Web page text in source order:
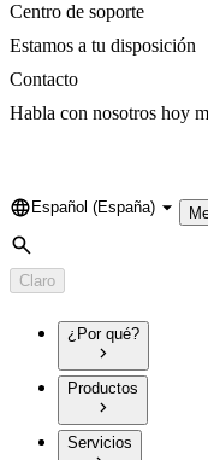
Centro de soporte
Estamos a tu disposición
Contacto
Habla con nosotros hoy
Language
Español (España)
Búsqueda
Claro
¿Por qué?
Productos
Servicios